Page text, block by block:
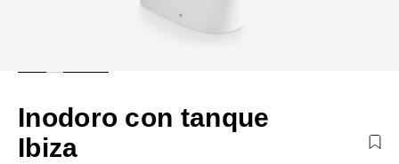
Inodoro con tanque
Ibiza